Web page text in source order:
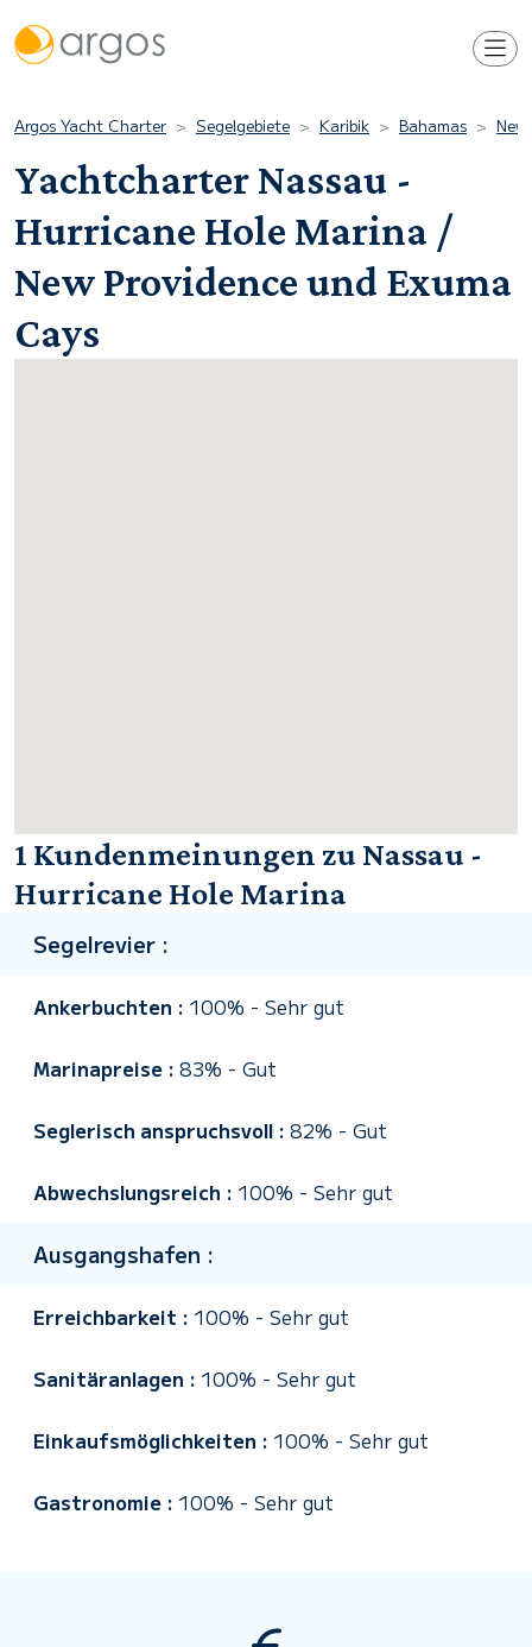
Argos Yacht Charter Segelgebiete Karibik Bahamas
Yachtcharter Nassau -
Hurricane Hole Marina /
New Providence und Exuma
Cays
1 Kundenmeinungen zu Nassau -
Hurricane Hole Marina
Segelrevier :
Ankerbuchten : 100% - Sehr gut
Marinapreise : 83% - Gut
Seglerisch anspruchsvoll : 82% - Gut
Abwechslungsreich : 100% - Sehr gut
Ausgangshafen :
Erreichbarkeit : 100% - Sehr gut
Sanitäranlagen : 100% - Sehr gut
Einkaufsmöglichkeiten : 100% - Sehr gut
Gastronomie : 100% - Sehr gut